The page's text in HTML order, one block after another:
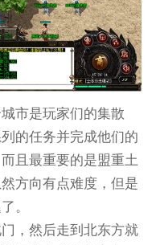
市是玩家们的集散
的任务并完成他们的
且最重要的是盟重土
方向有点难度，但是
。
，然后走到北东方就